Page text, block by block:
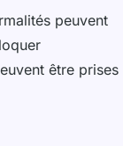
peuvent
être prises